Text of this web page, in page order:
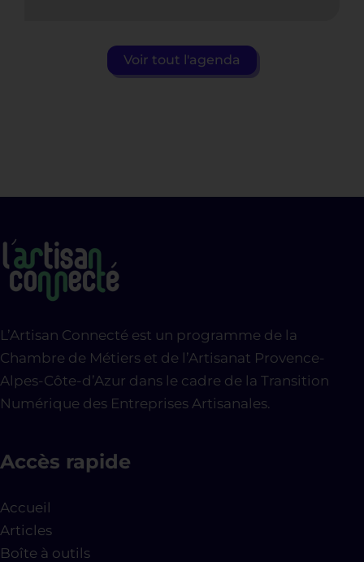
Voir tout l'agenda
L’Artisan Connecté est un programme de la
Chambre de Métiers et de l’Artisanat Provence-
Alpes-Côte-d’Azur dans le cadre de la Transition
Numérique des Entreprises Artisanales.
Accès rapide
Accueil
Articles
Boîte à outils